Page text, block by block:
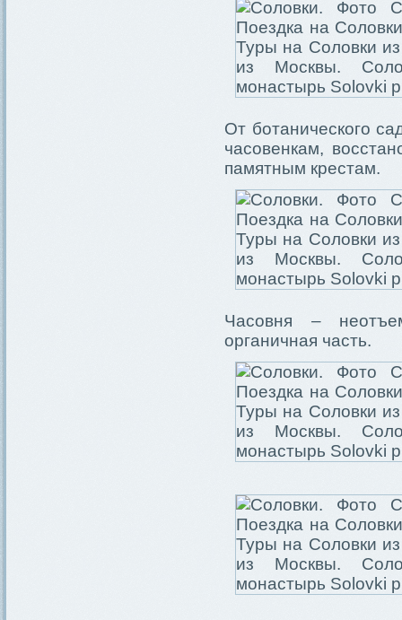
От ботанического
часовенкам,
памятным крестам.
Часовня –
органичная часть.